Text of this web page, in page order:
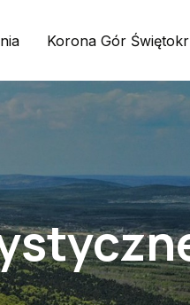
Korona Gór